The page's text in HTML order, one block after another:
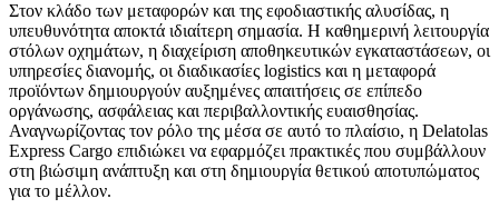
Στον κλάδο των μεταφορών και της εφοδιαστικής αλυσίδας, η
υπευθυνότητα αποκτά ιδιαίτερη σημασία. Η καθημερινή λειτουργία
στόλων οχημάτων, η διαχείριση αποθηκευτικών εγκαταστάσεων, οι
υπηρεσίες διανομής, οι διαδικασίες logistics και η μεταφορά
προϊόντων δημιουργούν αυξημένες απαιτήσεις σε επίπεδο
οργάνωσης, ασφάλειας και περιβαλλοντικής ευαισθησίας.
Αναγνωρίζοντας τον ρόλο της μέσα σε αυτό το πλαίσιο, η Delatolas
Express Cargo επιδιώκει να εφαρμόζει πρακτικές που συμβάλλουν
στη βιώσιμη ανάπτυξη και στη δημιουργία θετικού αποτυπώματος
για το μέλλον.